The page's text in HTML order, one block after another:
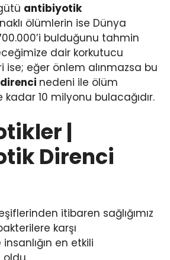
antibiyotik
ölümlerin ise Dünya
bulduğunu tahmin
dair korkutucu
ise; eğer önlem alınmazsa bu
nedeni ile ölüm
kadar 10 milyonu bulacağıdır.
|
Direnci
itibaren sağlığımız
karşı
en etkili